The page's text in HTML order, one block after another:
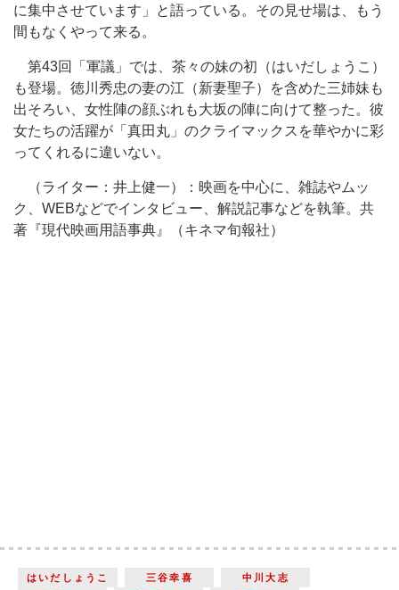
に集中させています」と語っている。その見せ場は、もう
間もなくやって来る。
第43回「軍議」では、茶々の妹の初（はいだしょうこ）
も登場。徳川秀忠の妻の江（新妻聖子）を含めた三姉妹も
出そろい、女性陣の顔ぶれも大坂の陣に向けて整った。彼
女たちの活躍が「真田丸」のクライマックスを華やかに彩
ってくれるに違いない。
（ライター：井上健一）：映画を中心に、雑誌やムッ
ク、WEBなどでインタビュー、解説記事などを執筆。共
著『現代映画用語事典』（キネマ旬報社）
はいだしょうこ 三谷幸喜
中川大志